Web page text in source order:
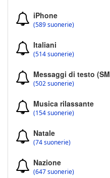
iPhone
(589 suonerie)
Italiani
(514 suonerie)
Messaggi di testo
(502 suonerie)
Musica rilassante
(154 suonerie)
Natale
(74 suonerie)
Nazione
(647 suonerie)